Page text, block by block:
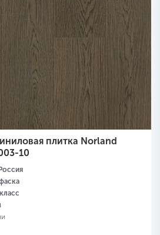
плитка Norland
10
Россия